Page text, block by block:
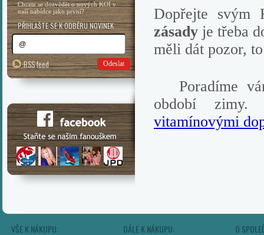
Chcete se dozvědět o nových KOI v
naší nabídce jako první?
PŘIHLAŠTE SE K ODBĚRU NOVINEK
RSS feed Odeslat
Dopřejte svým
zásady je třeba
měli dát pozor,
Poradíme
období zimy.
vitamínovými
VŠE K NÁKUPU: DÁLE K NÁKUPU: O